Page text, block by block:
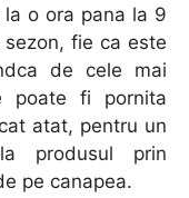
o ora pana la 9
fie ca este
de cele mai
poate fi pornita
atat, pentru un
produsul prin
pe canapea.